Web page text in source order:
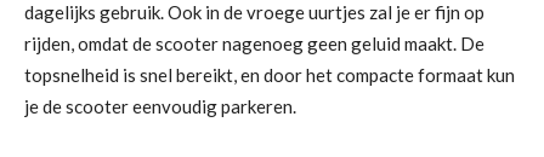
dagelijks gebruik. Ook in de vroege uurtjes zal je er fijn op
rijden, omdat de scooter nagenoeg geen geluid maakt. De
topsnelheid is snel bereikt, en door het compacte formaat kun
je de scooter eenvoudig parkeren.